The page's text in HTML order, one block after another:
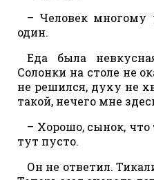
– Человек многому
один.
Еда была
Солонки на столе не
не решился, духу не
такой, нечего мне
– Хорошо, сынок,
тут пусто.
Он не ответил.